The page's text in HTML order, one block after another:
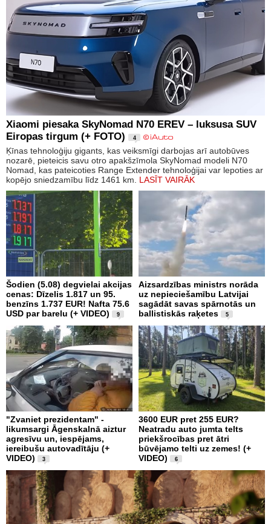
Xiaomi piesaka SkyNomad N70 EREV – luksusa SUV
Eiropas tirgum (+ FOTO)
4
Ķīnas tehnoloģiju gigants, kas veiksmīgi darbojas arī autobūves
nozarē, pieteicis savu otro apakšzīmola SkyNomad modeli N70
Nomad, kas pateicoties Range Extender tehnoloģijai var lepoties ar
kopējo sniedzamību līdz 1461 km. LASĪT VAIRĀK
Šodien (5.08) degvielai akcijas
cenas: Dīzelis 1.817 un 95.
benzīns 1.737 EUR! Nafta 75.6
USD par barelu (+ VIDEO)
9
Aizsardzības ministrs norāda
uz nepieciešamību Latvijai
sagādāt savas spārnotās un
ballistiskās raķetes
5
"Zvaniet prezidentam" -
likumsargi Āgenskalnā aiztur
agresīvu un, iespējams,
iereibušu autovadītāju (+
VIDEO)
3
3600 EUR pret 255 EUR?
Neatradu auto jumta telts
priekšrocības pret ātri
būvējamo telti uz zemes! (+
VIDEO)
6